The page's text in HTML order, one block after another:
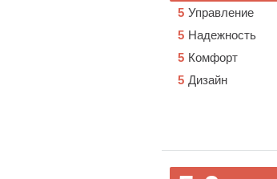
Управление
5
Надежность
5
Комфорт
5
Дизайн
5